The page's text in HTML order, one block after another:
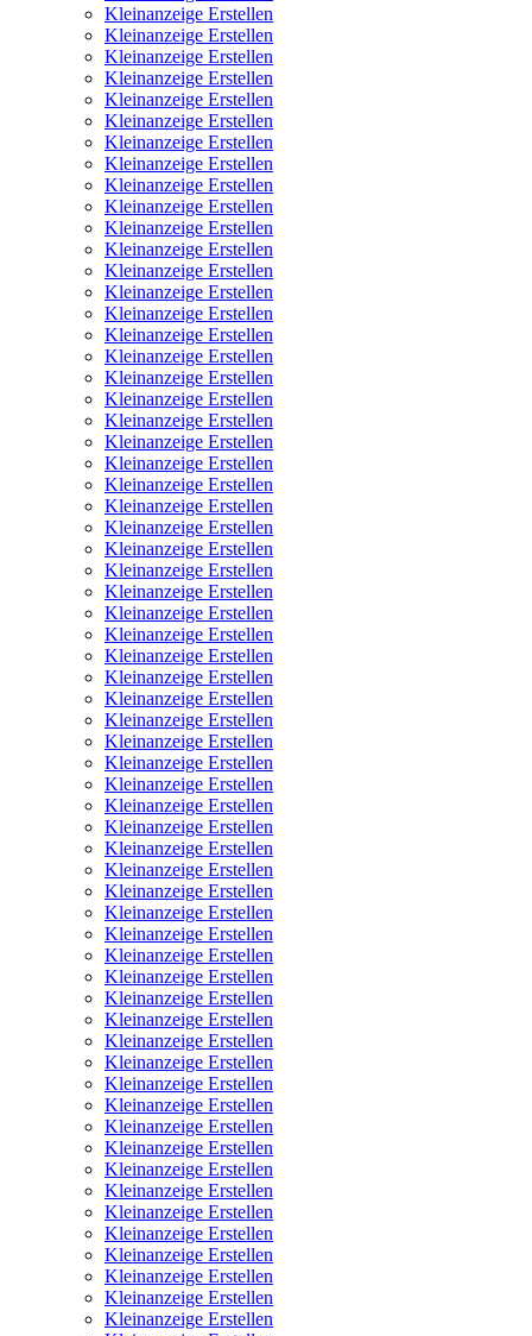
Kleinanzeige Erstellen
Kleinanzeige Erstellen
Kleinanzeige Erstellen
Kleinanzeige Erstellen
Kleinanzeige Erstellen
Kleinanzeige Erstellen
Kleinanzeige Erstellen
Kleinanzeige Erstellen
Kleinanzeige Erstellen
Kleinanzeige Erstellen
Kleinanzeige Erstellen
Kleinanzeige Erstellen
Kleinanzeige Erstellen
Kleinanzeige Erstellen
Kleinanzeige Erstellen
Kleinanzeige Erstellen
Kleinanzeige Erstellen
Kleinanzeige Erstellen
Kleinanzeige Erstellen
Kleinanzeige Erstellen
Kleinanzeige Erstellen
Kleinanzeige Erstellen
Kleinanzeige Erstellen
Kleinanzeige Erstellen
Kleinanzeige Erstellen
Kleinanzeige Erstellen
Kleinanzeige Erstellen
Kleinanzeige Erstellen
Kleinanzeige Erstellen
Kleinanzeige Erstellen
Kleinanzeige Erstellen
Kleinanzeige Erstellen
Kleinanzeige Erstellen
Kleinanzeige Erstellen
Kleinanzeige Erstellen
Kleinanzeige Erstellen
Kleinanzeige Erstellen
Kleinanzeige Erstellen
Kleinanzeige Erstellen
Kleinanzeige Erstellen
Kleinanzeige Erstellen
Kleinanzeige Erstellen
Kleinanzeige Erstellen
Kleinanzeige Erstellen
Kleinanzeige Erstellen
Kleinanzeige Erstellen
Kleinanzeige Erstellen
Kleinanzeige Erstellen
Kleinanzeige Erstellen
Kleinanzeige Erstellen
Kleinanzeige Erstellen
Kleinanzeige Erstellen
Kleinanzeige Erstellen
Kleinanzeige Erstellen
Kleinanzeige Erstellen
Kleinanzeige Erstellen
Kleinanzeige Erstellen
Kleinanzeige Erstellen
Kleinanzeige Erstellen
Kleinanzeige Erstellen
Kleinanzeige Erstellen
Kleinanzeige Erstellen